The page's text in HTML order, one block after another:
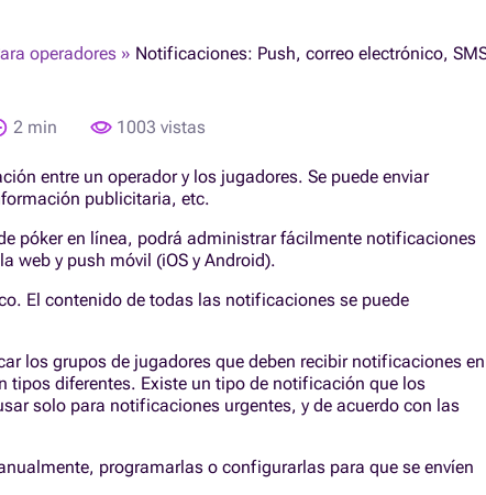
operadores » Notificaciones: Push, correo electrónico,
2 min 1003 vistas
entre un operador y los jugadores. Se puede enviar
publicitaria, etc.
póker en línea, podrá administrar fácilmente notificaciones
web y push móvil (iOS y Android).
El contenido de todas las notificaciones se puede
los grupos de jugadores que deben recibir notificaciones en
tipos diferentes. Existe un tipo de notificación que los
solo para notificaciones urgentes, y de acuerdo con las
programarlas o configurarlas para que se envíen